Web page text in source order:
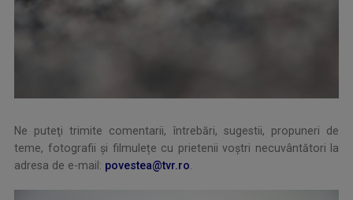
Ne puteţi trimite comentarii, întrebări, sugestii, propuneri de
teme, fotografii și filmulețe cu prietenii voștri necuvântători la
adresa de e-mail: povestea@tvr.ro